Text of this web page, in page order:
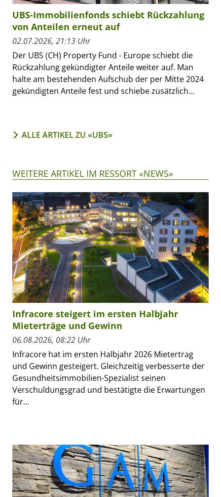
UBS-Immobilienfonds schiebt Rückzahlung
von Anteilen erneut auf
02.07.2026, 21:13 Uhr
Der UBS (CH) Property Fund - Europe schiebt die
Rückzahlung gekündigter Anteile weiter auf. Man
halte am bestehenden Aufschub der per Mitte 2024
gekündigten Anteile fest und schiebe zusätzlich...
ALLE ARTIKEL ZU «UBS»
WEITERE ARTIKEL IM RESSORT «NEWS»
Infracore steigert im ersten Halbjahr
Mieterträge und Gewinn
06.08.2026, 08:22 Uhr
Infracore hat im ersten Halbjahr 2026 Mietertrag
und Gewinn gesteigert. Gleichzeitig verbesserte der
Gesundheitsimmobilien-Spezialist seinen
Verschuldungsgrad und bestätigte die Erwartungen
für...